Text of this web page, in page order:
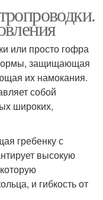
или просто гофра
защищающая
их намокания.
собой
широких,
гребенку с
высокую
и гибкость от